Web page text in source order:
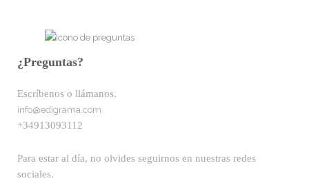
¿Preguntas?
Escríbenos o llámanos.
info@edigrama.com
+34913093112
Para estar al día, no olvides seguirnos en nuestras redes
sociales.